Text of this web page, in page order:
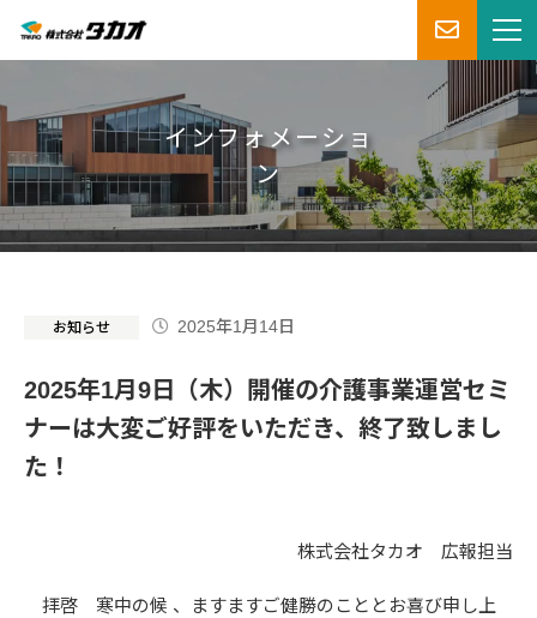
インフォメーショ
ン
お知らせ 2025年1月14日
2025年1月9日（木）開催の介護事業運営セミ
ナーは大変ご好評をいただき、終了致しまし
た！
株式会社タカオ 広報担当
拝啓 寒中の候 、ますますご健勝のこととお喜び申し上